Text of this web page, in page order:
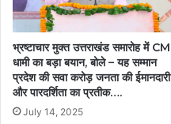
भ्रष्टाचार मुक्त उत्तराखंड समारोह में CM
धामी का बड़ा बयान, बोले – यह सम्मान
प्रदेश की सवा करोड़ जनता की ईमानदारी
और पारदर्शिता का प्रतीक….
July 14, 2025